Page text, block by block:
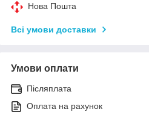
Нова Пошта
Всі умови доставки
Умови оплати
Післяплата
Оплата на рахунок